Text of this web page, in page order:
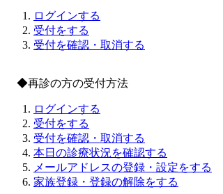
ログインする
受付をする
受付を確認・取消する
◆再診の方の受付方法
ログインする
受付をする
受付を確認・取消する
本日の診療状況を確認する
メールアドレスの登録・設定をする
家族登録・登録の解除をする